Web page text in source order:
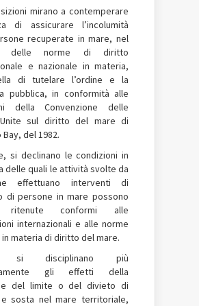
mirano a contemperare
di assicurare l’incolumità
recuperate in mare, nel
delle norme di diritto
e nazionale in materia,
di tutelare l’ordine e la
pubblica, in conformità alle
della Convenzione delle
sul diritto del mare di
del 1982.
si declinano le condizioni in
delle quali le attività svolte da
effettuano interventi di
di persone in mare possono
ritenute conformi alle
internazionali e alle norme
in materia di diritto del mare.
si disciplinano più
gli effetti della
del limite o del divieto di
sosta nel mare territoriale,